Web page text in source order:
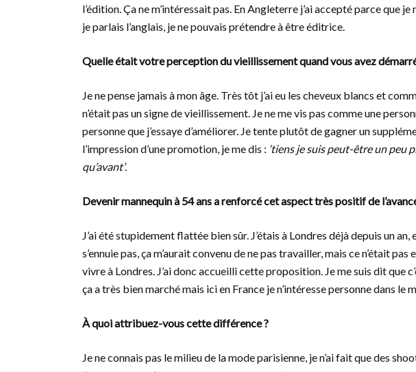
l’édition. Ça ne m’intéressait pas. En Angleterre j’ai accepté parce que
je parlais l’anglais, je ne pouvais prétendre à être éditrice.
Quelle était votre perception du vieillissement quand vous avez
Je ne pense jamais à mon âge. Très tôt j’ai eu les cheveux blancs et
n’était pas un signe de vieillissement. Je ne me vis pas comme une
personne que j’essaye d’améliorer. Je tente plutôt de gagner un
l’impression d’une promotion, je me dis : ‘tiens je suis peut-être un peu
qu’avant’.
Devenir mannequin à 54 ans a renforcé cet aspect très positif de
J’ai été stupidement flattée bien sûr. J’étais à Londres déjà depuis un
s’ennuie pas, ça m’aurait convenu de ne pas travailler, mais ce n’était
vivre à Londres. J’ai donc accueilli cette proposition. Je me suis dit que
ça a très bien marché mais ici en France je n’intéresse personne dans le
À quoi attribuez-vous cette différence ?
Je ne connais pas le milieu de la mode parisienne, je n’ai fait que des